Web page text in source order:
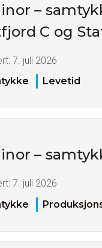
–
C og
7. juli 2026
Levetid
–
7. juli 2026